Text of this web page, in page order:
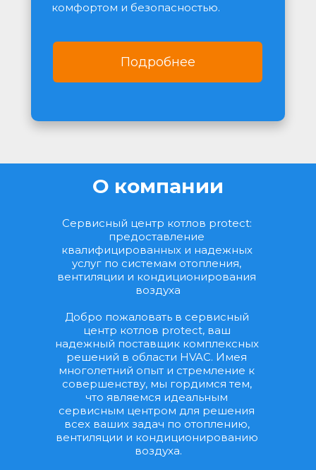
комфортом и безопасностью.
Подробнее
О компании
Сервисный центр котлов protect:
предоставление
квалифицированных и надежных
услуг по системам отопления,
вентиляции и кондиционирования
воздуха
Добро пожаловать в сервисный
центр котлов protect, ваш
надежный поставщик комплексных
решений в области HVAC. Имея
многолетний опыт и стремление к
совершенству, мы гордимся тем,
что являемся идеальным
сервисным центром для решения
всех ваших задач по отоплению,
вентиляции и кондиционированию
воздуха.